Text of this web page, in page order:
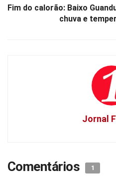
Fim do calorão: Baixo
chuva e
Jornal
Comentários 1